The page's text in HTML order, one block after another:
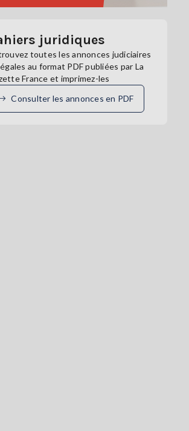
juridiques
toutes les annonces judiciaires
au format PDF publiées par La
France et imprimez-les
Consulter les annonces en PDF